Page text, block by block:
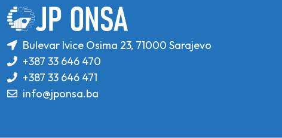
Bulevar Ivice Osima 23, 71000 Sarajevo
+387 33 646 470
+387 33 646 471
info@jponsa.ba